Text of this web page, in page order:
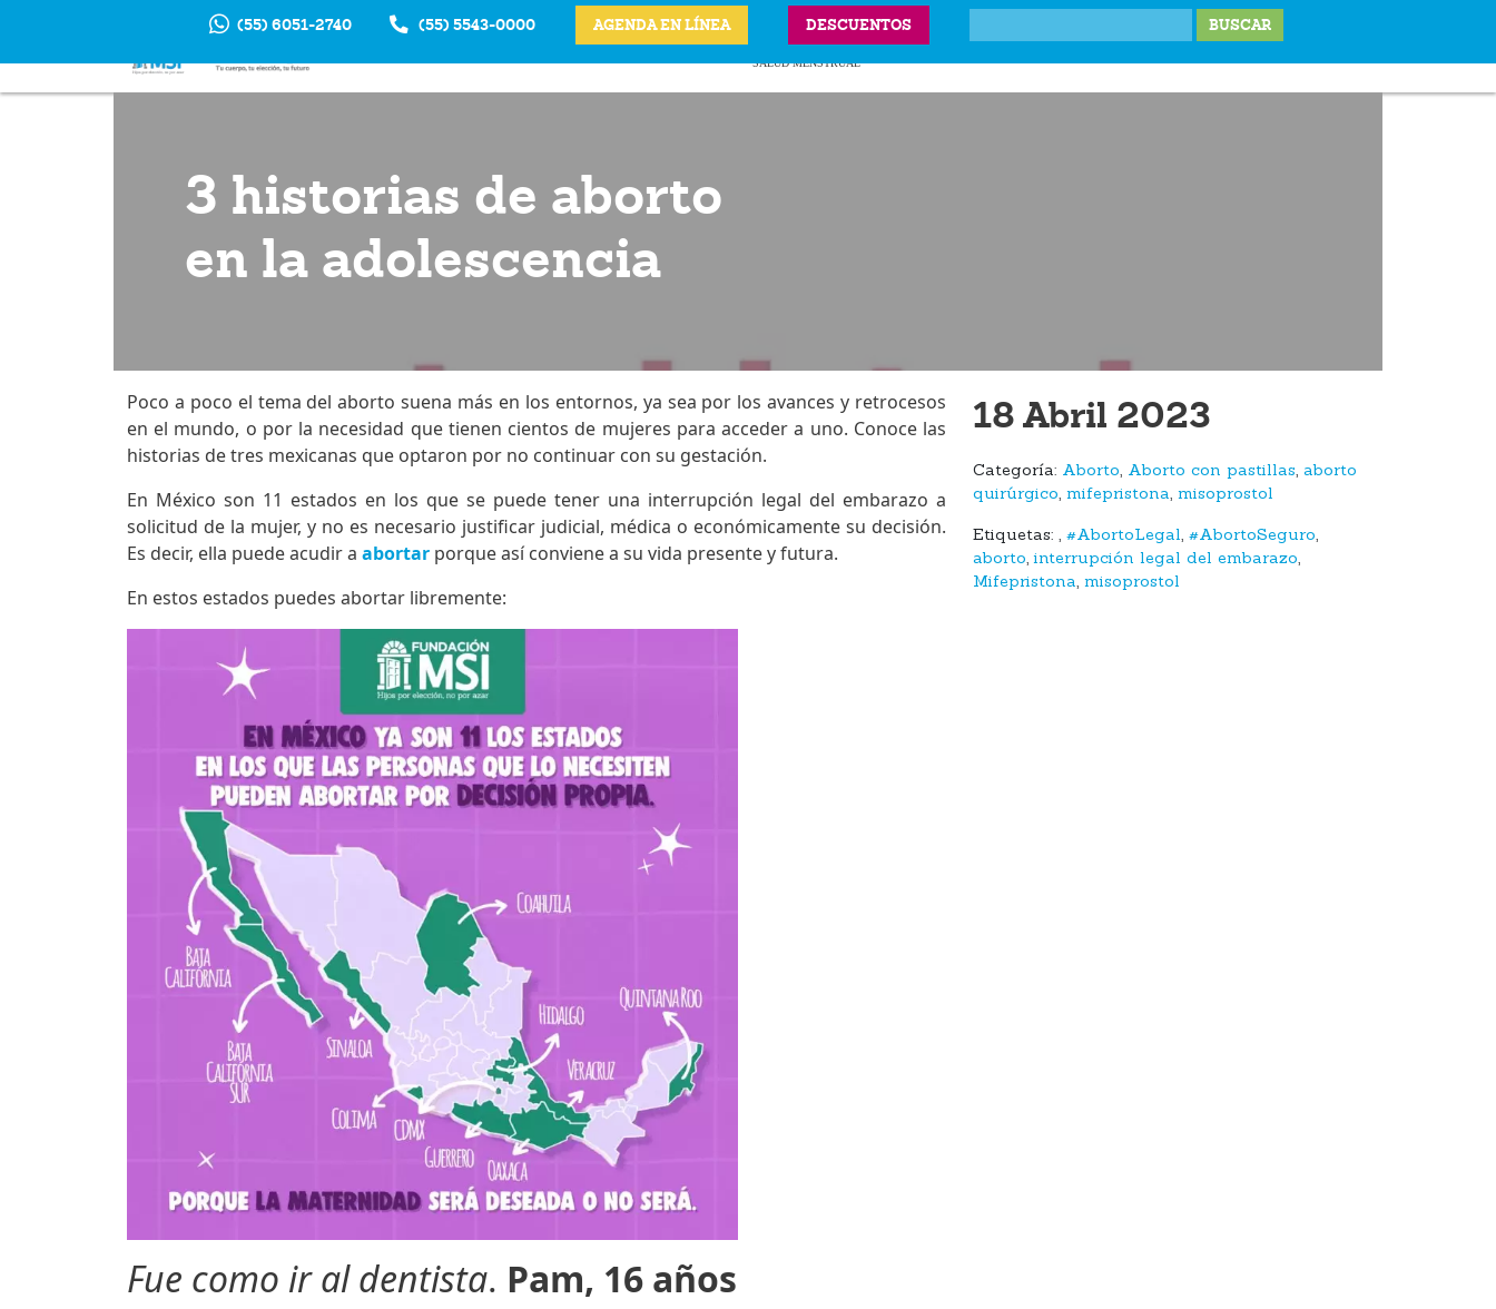
(55) 6051-2740 (55) 5543-0000 AGENDA EN LÍNEA DESCUENTOS
ANTICONCEPTIVOS
ITS
VPH
SALUD MENSTRUAL
PRECIOS Y UBICACIONES
3 historias de aborto
en la adolescencia
Poco a poco el tema del aborto suena más en los entornos, ya sea por los avances y retrocesos
en el mundo, o por la necesidad que tienen cientos de mujeres para acceder a uno. Conoce las
historias de tres mexicanas que optaron por no continuar con su gestación.
En México son 11 estados en los que se puede tener una interrupción legal del embarazo a
solicitud de la mujer, y no es necesario justificar judicial, médica o económicamente su decisión.
Es decir, ella puede acudir a abortar porque así conviene a su vida presente y futura.
En estos estados puedes abortar libremente:
Fue como ir al dentista. Pam, 16 años
18 Abril 2023
Categoría: Aborto, Aborto con pastillas, aborto
quirúrgico, mifepristona, misoprostol
Etiquetas: , #AbortoLegal, #AbortoSeguro,
aborto,interrupción legal del embarazo,
Mifepristona, misoprostol